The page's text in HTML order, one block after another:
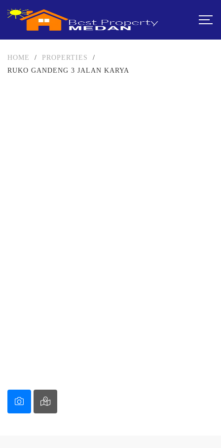
HOME / PROPERTIES
/
RUKO GANDENG 3 JALAN KARYA